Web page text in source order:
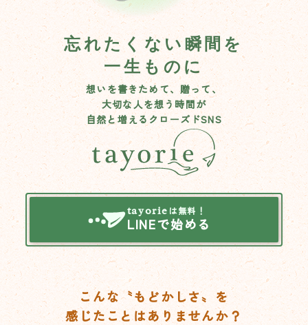
忘れたくない瞬間を
一生ものに
想いを書きためて、贈って、
大切な人を想う時間が
自然と増えるクローズドSNS
tayorie は無料！
LINEで始める
こんな〝もどかしさ〟を
感じたことはありませんか？